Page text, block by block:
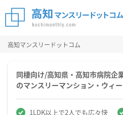
高知マンスリードットコム
同棲向け/高知県・高知市病院企
のマンスリーマンション・ウィ
1LDK以上で2人でも広々快